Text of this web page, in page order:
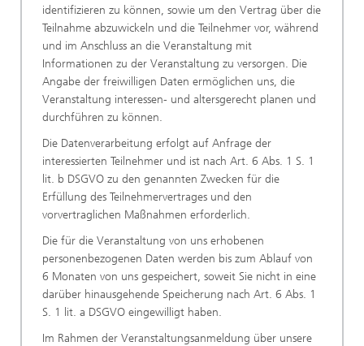
identifizieren zu können, sowie um den Vertrag über die
Teilnahme abzuwickeln und die Teilnehmer vor, während
und im Anschluss an die Veranstaltung mit
Informationen zu der Veranstaltung zu versorgen. Die
Angabe der freiwilligen Daten ermöglichen uns, die
Veranstaltung interessen- und altersgerecht planen und
durchführen zu können.
Die Datenverarbeitung erfolgt auf Anfrage der
interessierten Teilnehmer und ist nach Art. 6 Abs. 1 S. 1
lit. b DSGVO zu den genannten Zwecken für die
Erfüllung des Teilnehmervertrages und den
vorvertraglichen Maßnahmen erforderlich.
Die für die Veranstaltung von uns erhobenen
personenbezogenen Daten werden bis zum Ablauf von
6 Monaten von uns gespeichert, soweit Sie nicht in eine
darüber hinausgehende Speicherung nach Art. 6 Abs. 1
S. 1 lit. a DSGVO eingewilligt haben.
Im Rahmen der Veranstaltungsanmeldung über unsere